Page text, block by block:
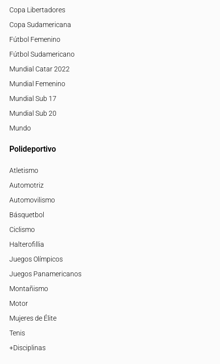
Copa Libertadores
Copa Sudamericana
Fútbol Femenino
Fútbol Sudamericano
Mundial Catar 2022
Mundial Femenino
Mundial Sub 17
Mundial Sub 20
Mundo
Polideportivo
Atletismo
Automotriz
Automovilismo
Básquetbol
Ciclismo
Halterofillia
Juegos Olímpicos
Juegos Panamericanos
Montañismo
Motor
Mujeres de Élite
Tenis
+Disciplinas